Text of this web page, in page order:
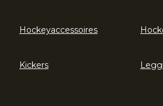
Hockeyaccessoires
Kickers